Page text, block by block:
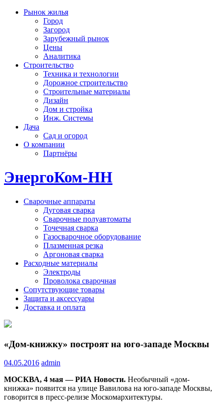
Рынок жилья
Город
Загород
Зарубежный рынок
Цены
Аналитика
Строительство
Техника и технологии
Дорожное строительство
Строительные материалы
Дизайн
Дом и стройка
Инж. Системы
Дача
Сад и огород
О компании
Партнёры
ЭнергоКом-НН
Сварочные аппараты
Дуговая сварка
Сварочные полуавтоматы
Точечная сварка
Газосварочное оборудование
Плазменная резка
Аргоновая сварка
Расходные материалы
Электроды
Проволока сварочная
Сопутствующие товары
Защита и аксессуары
Доставка и оплата
«Дом-книжку» построят на юго-западе Москвы
04.05.2016 admin
МОСКВА, 4 мая — РИА Новости. Необычный «дом-
книжка» появится на улице Вавилова на юго-западе Москвы,
говорится в пресс-релизе Москомархитектуры.